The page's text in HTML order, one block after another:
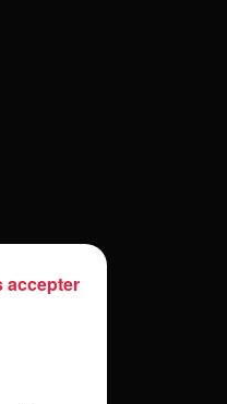
accepter